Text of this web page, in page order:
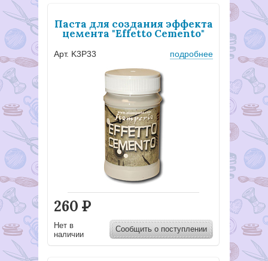
Паста для создания эффекта
цемента "Effetto Cemento"
Арт. K3P33 подробнее
260 Р
Нет в
наличии
Сообщить о поступлении